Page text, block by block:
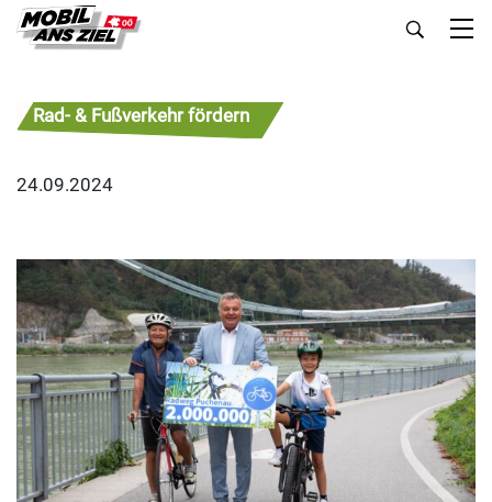
Rad- & Fußverkehr fördern
24.09.2024